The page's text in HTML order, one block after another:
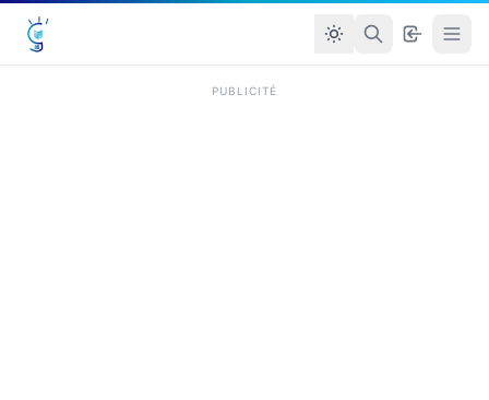
PUBLICITÉ